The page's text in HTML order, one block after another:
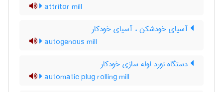
attritor mill
آسیای خودشکن ، آسیای خودکار
autogenous mill
دستگاه نورد لوله سازی خودکار
automatic plug rolling mill